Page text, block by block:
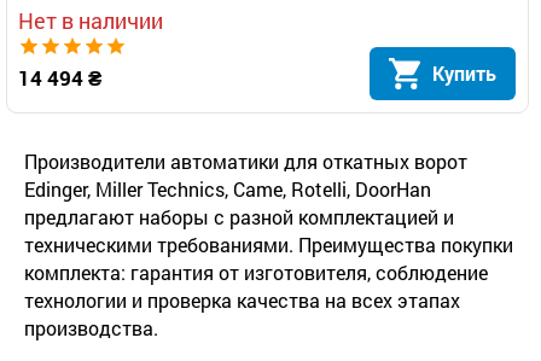
Нет в наличии
14 494 ₴ Купить
Производители автоматики для откатных ворот
Edinger, Miller Technics, Came, Rotelli, DoorHan
предлагают наборы с разной комплектацией и
техническими требованиями. Преимущества покупки
комплекта: гарантия от изготовителя, соблюдение
технологии и проверка качества на всех этапах
производства.